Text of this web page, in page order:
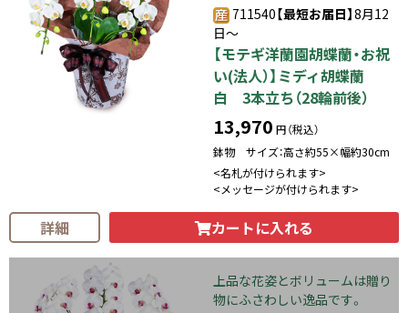
711540【最短お届日】8月12
日～
【モテギ洋蘭園胡蝶蘭・お祝
い(法人）】ミディ胡蝶蘭
白 3本立ち（28輪前後）
13,970 円（税込）
鉢物 サイズ：高さ約55×幅約30cm
<名札が付けられます>
<メッセージが付けられます>
詳細 カートに入れる
上品な花姿とボリュームは贈り
物にふさわしい逸品です。